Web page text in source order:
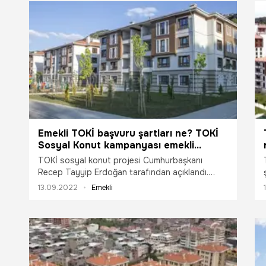
satın
yapabilecek.
alınabilecek.
“TOKİ
başlandı.
Emekli TOKİ başvuru şartları ne? TOKİ
Sosyal Konut kampanyası emekli
başvurusu nasıl yapılır?
TOKİ sosyal konut projesi Cumhurbaşkanı
Recep Tayyip Erdoğan tarafından açıklandı.
TOKİ projesi için start verildi. Projeden, şehit
duyurulmasının ardından emekliler başvuru
şartlarını araştırıyor. Peki, Emekli için başvuru
şartları ne? TOKİ Sosyal Konut kampanyası
emekli başvurusu nasıl yapılır? Emeklilerin
13.09.2022 Emekli